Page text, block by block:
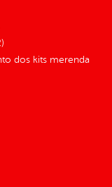
dos kits merenda